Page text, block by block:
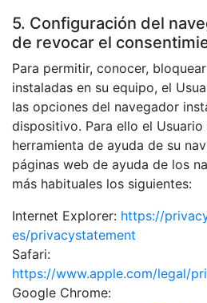
5. Configuración del
de revocar el
Para permitir, conocer,
instaladas en su equipo, el
las opciones del navegador
dispositivo. Para ello el
herramienta de ayuda de su
páginas web de ayuda de los
más habituales los siguientes:
Internet Explorer: https://
es/privacystatement
Safari:
https://www.apple.com/legal/
Google Chrome: